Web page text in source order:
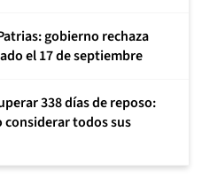
gobierno rechaza
el 17 de septiembre
338 días de reposo:
todos sus